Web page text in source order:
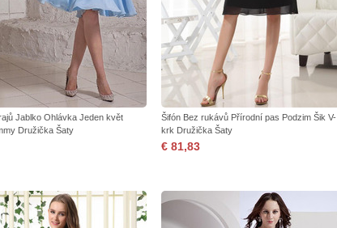
Jablko Ohlávka Jeden květ
Družička Šaty
Šifón Bez rukávů Přírodní pas Podzim Šik V-
krk Družička Šaty
€ 81,83